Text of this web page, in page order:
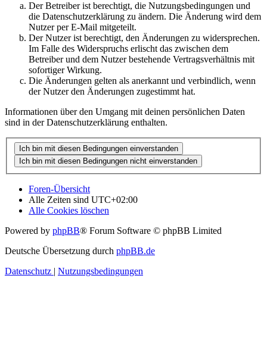
Der Betreiber ist berechtigt, die Nutzungsbedingungen und
die Datenschutzerklärung zu ändern. Die Änderung wird dem
Nutzer per E-Mail mitgeteilt.
Der Nutzer ist berechtigt, den Änderungen zu widersprechen.
Im Falle des Widerspruchs erlischt das zwischen dem
Betreiber und dem Nutzer bestehende Vertragsverhältnis mit
sofortiger Wirkung.
Die Änderungen gelten als anerkannt und verbindlich, wenn
der Nutzer den Änderungen zugestimmt hat.
Informationen über den Umgang mit deinen persönlichen Daten
sind in der Datenschutzerklärung enthalten.
Foren-Übersicht
Alle Zeiten sind UTC+02:00
Alle Cookies löschen
Powered by phpBB® Forum Software © phpBB Limited
Deutsche Übersetzung durch phpBB.de
Datenschutz | Nutzungsbedingungen